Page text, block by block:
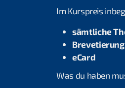
Im Kurspreis
sämtliche
Brevetierung
eCard
Was du haben